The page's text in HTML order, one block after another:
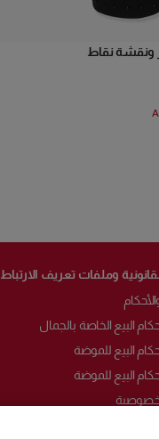
ونقشة نقاط
وملفات تعريف الارتباط
البيع الخاصة بالجمال
البيع للموضة
البيع للموضة